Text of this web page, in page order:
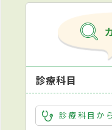
診療科目
診療科目か